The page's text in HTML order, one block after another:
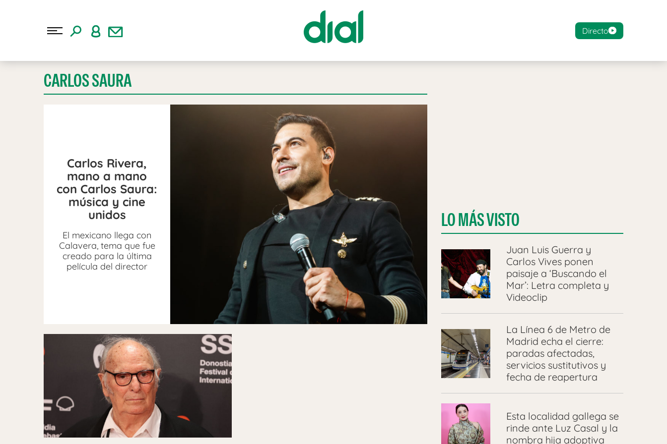
Directo
CARLOS SAURA
Carlos Rivera,
mano a mano
con Carlos Saura:
música y cine
unidos
El mexicano llega con
Calavera, tema que fue
creado para la última
película del director
LO MÁS VISTO
Juan Luis Guerra y
Carlos Vives ponen
paisaje a ‘Buscando el
Mar’: Letra completa y
Videoclip
La Línea 6 de Metro de
Madrid echa el cierre:
paradas afectadas,
servicios sustitutivos y
fecha de reapertura
Esta localidad gallega se
rinde ante Luz Casal y la
nombra hija adoptiva